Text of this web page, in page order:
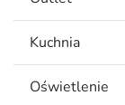
Kuchnia
Oświetlenie